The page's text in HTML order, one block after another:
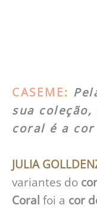
CASEME:
sua
coral é a
JULIA
variantes do
Coral foi a cor